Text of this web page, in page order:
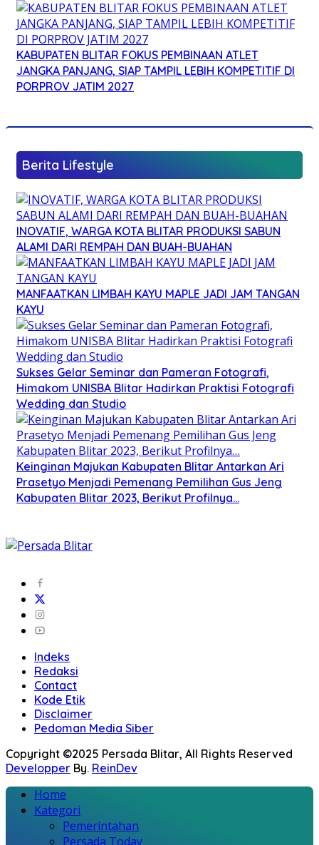
KABUPATEN BLITAR FOKUS PEMBINAAN ATLET
JANGKA PANJANG, SIAP TAMPIL LEBIH KOMPETITIF DI
PORPROV JATIM 2027
Berita Lifestyle
INOVATIF, WARGA KOTA BLITAR PRODUKSI SABUN
ALAMI DARI REMPAH DAN BUAH-BUAHAN
MANFAATKAN LIMBAH KAYU MAPLE JADI JAM TANGAN
KAYU
Sukses Gelar Seminar dan Pameran Fotografi,
Himakom UNISBA Blitar Hadirkan Praktisi Fotografi
Wedding dan Studio
Keinginan Majukan Kabupaten Blitar Antarkan Ari
Prasetyo Menjadi Pemenang Pemilihan Gus Jeng
Kabupaten Blitar 2023, Berikut Profilnya…
Indeks
Redaksi
Contact
Kode Etik
Disclaimer
Pedoman Media Siber
Copyright ©2025 Persada Blitar, All Rights Reserved
Developper By. ReinDev
Home
Kategori
Pemerintahan
Persada Today